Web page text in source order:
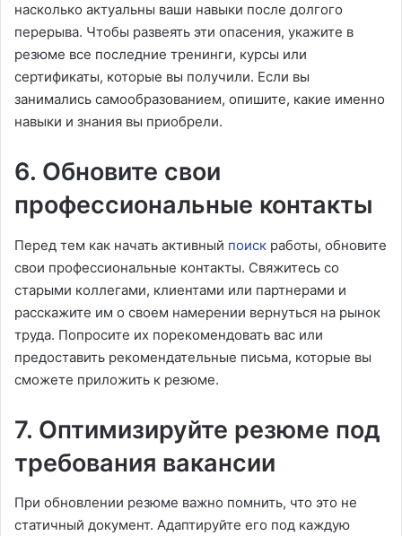
насколько актуальны ваши навыки после долгого
перерыва. Чтобы развеять эти опасения, укажите в
резюме все последние тренинги, курсы или
сертификаты, которые вы получили. Если вы
занимались самообразованием, опишите, какие именно
навыки и знания вы приобрели.
6. Обновите свои
профессиональные контакты
Перед тем как начать активный поиск работы, обновите
свои профессиональные контакты. Свяжитесь со
старыми коллегами, клиентами или партнерами и
расскажите им о своем намерении вернуться на рынок
труда. Попросите их порекомендовать вас или
предоставить рекомендательные письма, которые вы
сможете приложить к резюме.
7. Оптимизируйте резюме под
требования вакансии
При обновлении резюме важно помнить, что это не
статичный документ. Адаптируйте его под каждую